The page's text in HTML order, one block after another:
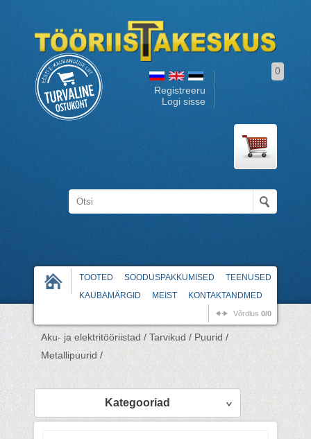
Registreeru
Logi sisse
0
TOOTED SOODUSPAKKUMISED
TEENUSED
KAUBAMÄRGID
MEIST KONTAKTANDMED
Võrdlus 0/0
Aku- ja elektritööriistad / Tarvikud / Puurid /
Metallipuurid /
Kategooriad